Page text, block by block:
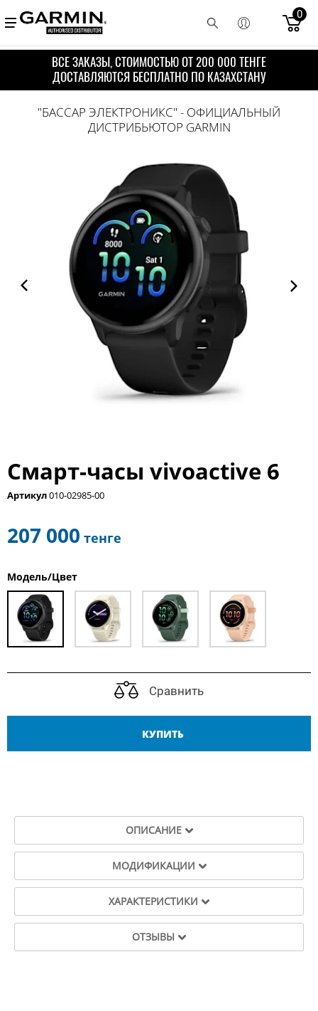
0
ВСЕ ЗАКАЗЫ, СТОИМОСТЬЮ ОТ 200 000 ТЕНГЕ
ДОСТАВЛЯЮТСЯ БЕСПЛАТНО ПО КАЗАХСТАНУ
"БАССАР ЭЛЕКТРОНИКС" - ОФИЦИАЛЬНЫЙ
ДИСТРИБЬЮТОР GARMIN
Смарт-часы vivoactive 6
Артикул010-02985-00
207 000 тенге
Модель/Цвет
Сравнить
КУПИТЬ
ОПИСАНИЕ
МОДИФИКАЦИИ
ХАРАКТЕРИСТИКИ
ОТЗЫВЫ